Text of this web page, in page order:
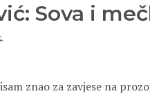
Sova i
znao za zavjese na